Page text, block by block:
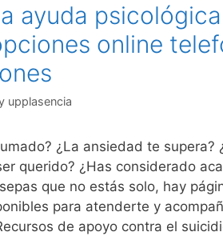
ayuda
online
upplasencia
¿La ansiedad te supera?
querido? ¿Has considerado
que no estás solo, hay
para atenderte y
de apoyo contra el